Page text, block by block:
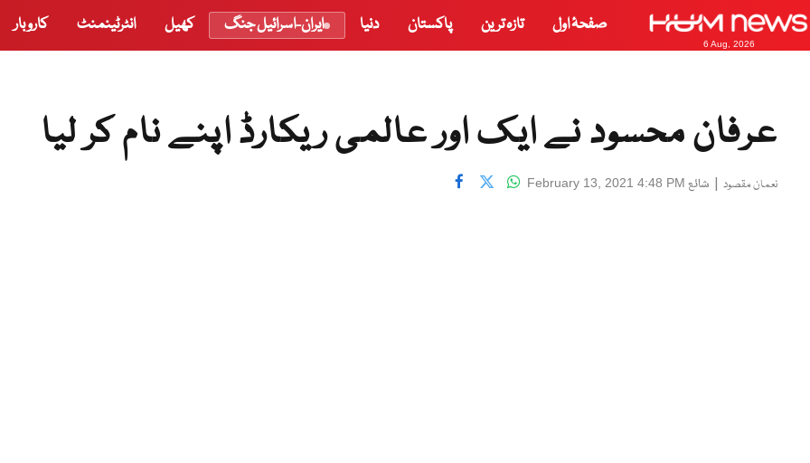
6 Aug, 2026
صفحۂ اول تازہ ترین پاکستان دنیا ایران-اسرائیل جنگ کھیل انٹرٹینمنٹ کاروبار
عرفان محسود نے ایک اور عالمی ریکارڈ اپنے نام کر لیا
نعمان مقصود | شائع February 13, 2021 4:48 PM